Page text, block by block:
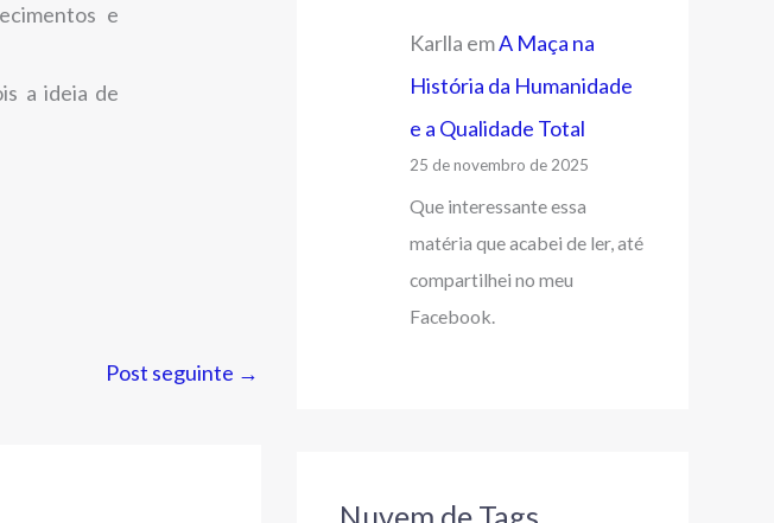
e
a ideia de
Post seguinte →
Karlla emA Maça na
História da Humanidade
e a Qualidade Total
25 de novembro de 2025
Que interessante essa
matéria que acabei de ler, até
compartilhei no meu
Facebook.